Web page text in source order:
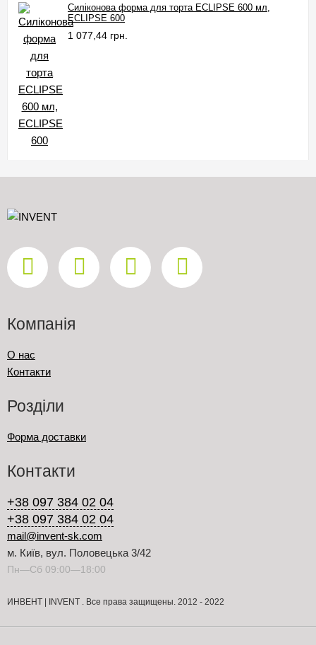
Силіконова форма для торта ECLIPSE 600 мл,
ECLIPSE 600
1 077,44 грн.
Компанія
О нас
Контакти
Розділи
Форма доставки
Контакти
+38 097 384 02 04
+38 097 384 02 04
mail@invent-sk.com
м. Київ, вул. Половецька 3/42
Пн—Сб 09:00—18:00
ИНВЕНТ | INVENT . Все права защищены. 2012 - 2022